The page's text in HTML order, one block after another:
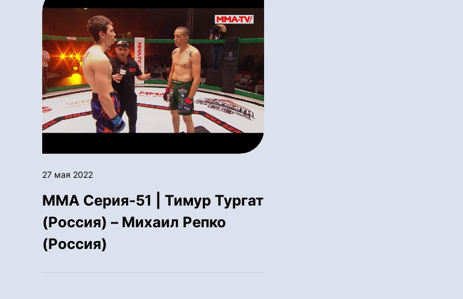
27 мая 2022
ММА Серия-51 | Тимур Тургат
(Россия) – Михаил Репко
(Россия)